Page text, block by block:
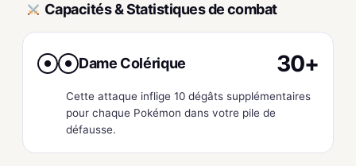
Capacités & Statistiques de combat
● ● Dame Colérique 30+
Cette attaque inflige 10 dégâts supplémentaires
pour chaque Pokémon dans votre pile de
défausse.